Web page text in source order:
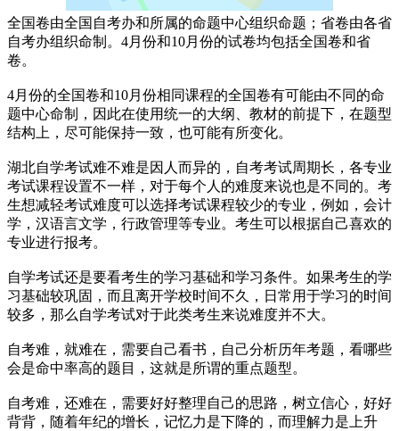
全国卷由全国自考办和所属的命题中心组织命题；省卷由各省
自考办组织命制。4月份和10月份的试卷均包括全国卷和省
卷。
4月份的全国卷和10月份相同课程的全国卷有可能由不同的命
题中心命制，因此在使用统一的大纲、教材的前提下，在题型
结构上，尽可能保持一致，也可能有所变化。
湖北自学考试难不难是因人而异的，自考考试周期长，各专业
考试课程设置不一样，对于每个人的难度来说也是不同的。考
生想减轻考试难度可以选择考试课程较少的专业，例如，会计
学，汉语言文学，行政管理等专业。考生可以根据自己喜欢的
专业进行报考。
自学考试还是要看考生的学习基础和学习条件。如果考生的学
习基础较巩固，而且离开学校时间不久，日常用于学习的时间
较多，那么自学考试对于此类考生来说难度并不大。
自考难，就难在，需要自己看书，自己分析历年考题，看哪些
会是命中率高的题目，这就是所谓的重点题型。
自考难，还难在，需要好好整理自己的思路，树立信心，好好
背背，随着年纪的增长，记忆力是下降的，而理解力是上升